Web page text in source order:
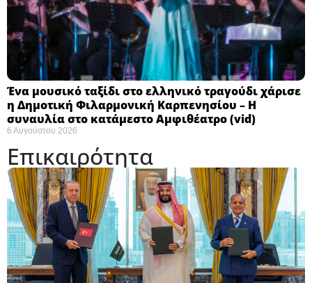
Ένα μουσικό ταξίδι στο ελληνικό τραγούδι χάρισε
η Δημοτική Φιλαρμονική Καρπενησίου – Η
συναυλία στο κατάμεστο Αμφιθέατρο (vid)
6 Αυγούστου 2026
Επικαιρότητα